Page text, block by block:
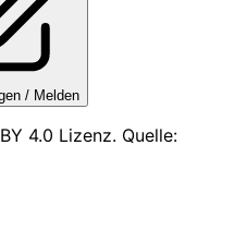
/ Melden
4.0 Lizenz. Quelle: